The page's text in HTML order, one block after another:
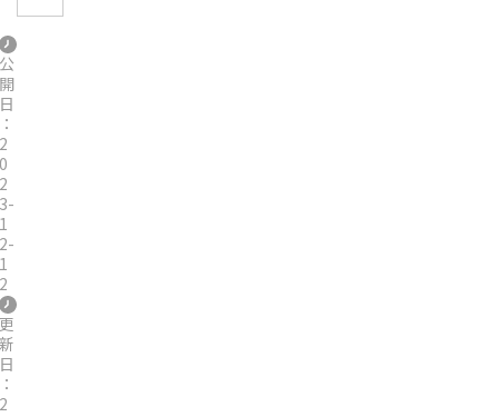
公
開
日
：
2
0
2
3-
1
2-
1
2
更
新
日
：
2